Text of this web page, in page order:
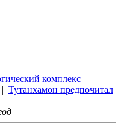
комплекс
| Тутанхамон предпочитал